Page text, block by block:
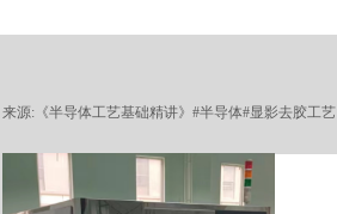
来源: 《半导体工艺基础精讲》#半导体#显影去胶工艺